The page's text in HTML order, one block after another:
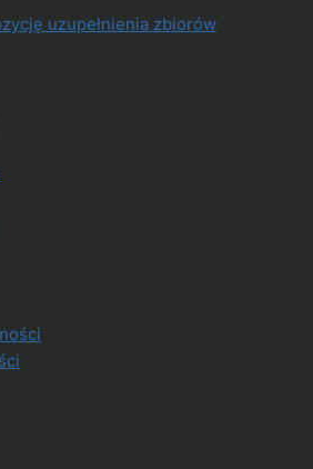
uzupełnienia zbiorów